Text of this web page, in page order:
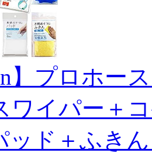
】プロホ
ワイパー＋
ッド＋ふき